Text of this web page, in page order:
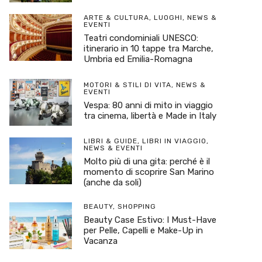
ARTE & CULTURA, LUOGHI, NEWS &
EVENTI
Teatri condominiali UNESCO:
itinerario in 10 tappe tra Marche,
Umbria ed Emilia-Romagna
MOTORI & STILI DI VITA, NEWS &
EVENTI
Vespa: 80 anni di mito in viaggio
tra cinema, libertà e Made in Italy
LIBRI & GUIDE, LIBRI IN VIAGGIO,
NEWS & EVENTI
Molto più di una gita: perché è il
momento di scoprire San Marino
(anche da soli)
BEAUTY, SHOPPING
Beauty Case Estivo: I Must-Have
per Pelle, Capelli e Make-Up in
Vacanza